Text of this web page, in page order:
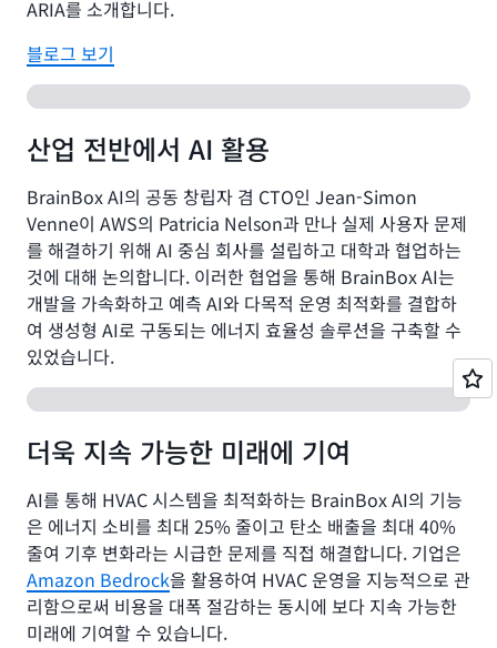
ARIA를 소개합니다.
블로그 보기
산업 전반에서 AI 활용
BrainBox AI의 공동 창립자 겸 CTO인 Jean-Simon
Venne이 AWS의 Patricia Nelson과 만나 실제 사용자 문제
를 해결하기 위해 AI 중심 회사를 설립하고 대학과 협업하는
것에 대해 논의합니다. 이러한 협업을 통해 BrainBox AI는
개발을 가속화하고 예측 AI와 다목적 운영 최적화를 결합하
여 생성형 AI로 구동되는 에너지 효율성 솔루션을 구축할 수
있었습니다.
더욱 지속 가능한 미래에 기여
AI를 통해 HVAC 시스템을 최적화하는 BrainBox AI의 기능
은 에너지 소비를 최대 25% 줄이고 탄소 배출을 최대 40%
줄여 기후 변화라는 시급한 문제를 직접 해결합니다. 기업은
Amazon Bedrock을 활용하여 HVAC 운영을 지능적으로 관
리함으로써 비용을 대폭 절감하는 동시에 보다 지속 가능한
미래에 기여할 수 있습니다.